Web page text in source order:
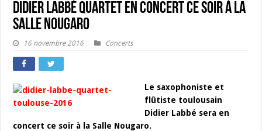
Didier Labbé Quartet en concert ce soir à la
Salle Nougaro
16 novembre 2016 Concerts
Le saxophoniste et
flûtiste toulousain
Didier Labbé sera en
concert ce soir à la Salle Nougaro.